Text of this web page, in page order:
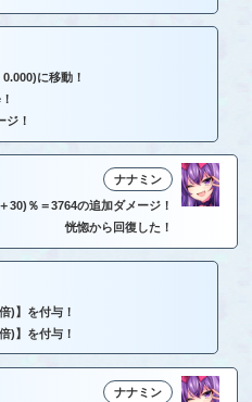
に移動！
ジ！
ナナミン
30)％＝3764の追加ダメージ！
恍惚から回復した！
)】を付与！
)】を付与！
ナナミン